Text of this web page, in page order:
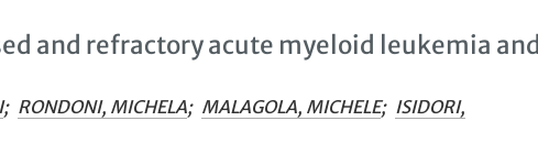
and refractory acute myeloid leukemia and
; RONDONI, MICHELA; MALAGOLA, MICHELE; ISIDORI,